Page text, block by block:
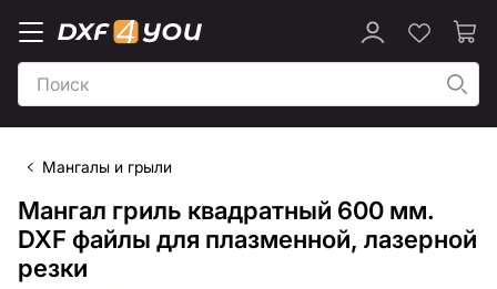
Мангалы и грыли
Мангал гриль квадратный 600 мм.
DXF файлы для плазменной, лазерной
резки